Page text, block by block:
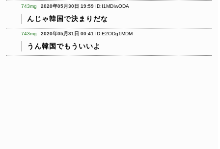
743mg 2020年05月30日 19:59 ID:I1MDIwODA
んじゃ韓国で決まりだな
743mg 2020年05月31日 00:41 ID:E2ODg1MDM
うん韓国でもういいよ